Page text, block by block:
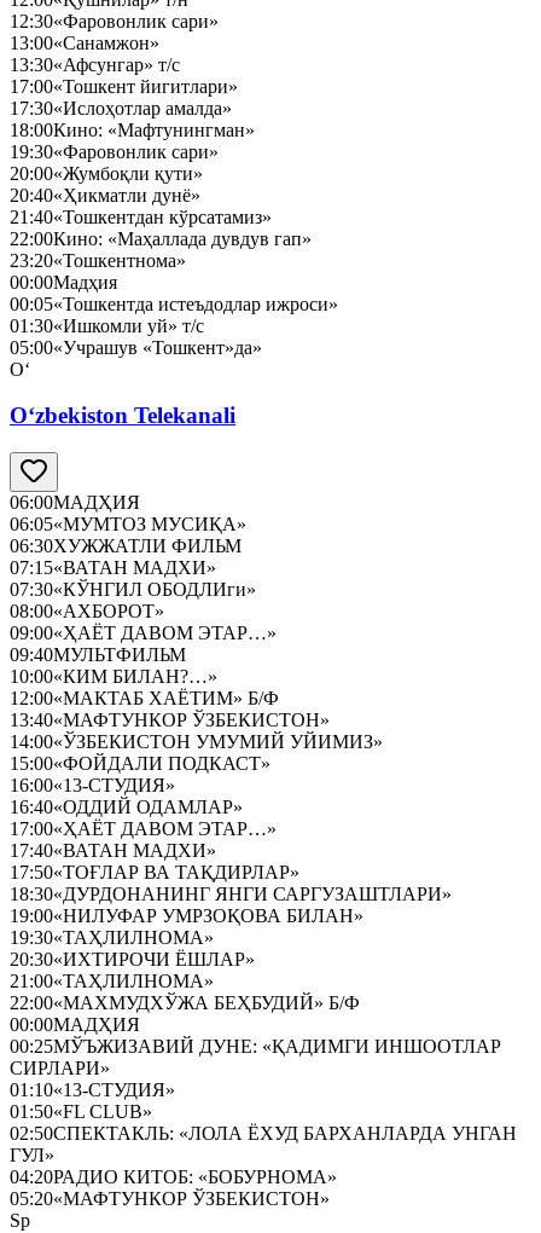
12:30«Фаровонлик сари»
13:00«Санамжон»
13:30«Афсунгар» т/с
17:00«Тошкент йигитлари»
17:30«Ислоҳотлар амалда»
18:00Кино: «Мафтунингман»
19:30«Фаровонлик сари»
20:00«Жумбоқли қути»
20:40«Ҳикматли дунё»
21:40«Тошкентдан кўрсатамиз»
22:00Кино: «Маҳаллада дувдув гап»
23:20«Тошкентнома»
00:00Мадҳия
00:05«Тошкентда истеъдодлар ижроси»
01:30«Ишкомли уй» т/с
05:00«Учрашув «Тошкент»да»
O‘
O‘zbekiston Telekanali
06:00МАДҲИЯ
06:05«МУМТОЗ МУСИҚА»
06:30ХУЖЖАТЛИ ФИЛЬМ
07:15«ВАТАН МАДХИ»
07:30«КЎНГИЛ ОБОДЛИги»
08:00«АХБОРОТ»
09:00«ҲАЁТ ДАВОМ ЭТАР…»
09:40МУЛЬТФИЛЬМ
10:00«КИМ БИЛАН?…»
12:00«МАКТАБ ХАЁТИМ» Б/Ф
13:40«МАФТУНКОР ЎЗБЕКИСТОН»
14:00«ЎЗБЕКИСТОН УМУМИЙ УЙИМИЗ»
15:00«ФОЙДАЛИ ПОДКАСТ»
16:00«13-СТУДИЯ»
16:40«ОДДИЙ ОДАМЛАР»
17:00«ҲАЁТ ДАВОМ ЭТАР…»
17:40«ВАТАН МАДХИ»
17:50«ТОҒЛАР ВА ТАҚДИРЛАР»
18:30«ДУРДОНАНИНГ ЯНГИ САРГУЗАШТЛАРИ»
19:00«НИЛУФАР УМРЗОҚОВА БИЛАН»
19:30«ТАҲЛИЛНОМА»
20:30«ИХТИРОЧИ ЁШЛАР»
21:00«ТАҲЛИЛНОМА»
22:00«МАХМУДХЎЖА БЕҲБУДИЙ» Б/Ф
00:00МАДҲИЯ
00:25МЎЪЖИЗАВИЙ ДУНЕ: «ҚАДИМГИ ИНШООТЛАР
СИРЛАРИ»
01:10«13-СТУДИЯ»
01:50«FL CLUB»
02:50СПЕКТАКЛЬ: «ЛОЛА ЁХУД БАРХАНЛАРДА УНГАН
ГУЛ»
04:20РАДИО КИТОБ: «БОБУРНОМА»
05:20«МАФТУНКОР ЎЗБЕКИСТОН»
Sp